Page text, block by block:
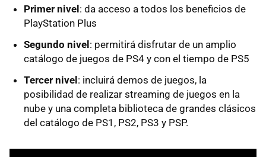
Primer nivel: da acceso a todos los beneficios de
PlayStation Plus
Segundo nivel: permitirá disfrutar de un amplio
catálogo de juegos de PS4 y con el tiempo de PS5
Tercer nivel: incluirá demos de juegos, la
posibilidad de realizar streaming de juegos en la
nube y una completa biblioteca de grandes clásicos
del catálogo de PS1, PS2, PS3 y PSP.